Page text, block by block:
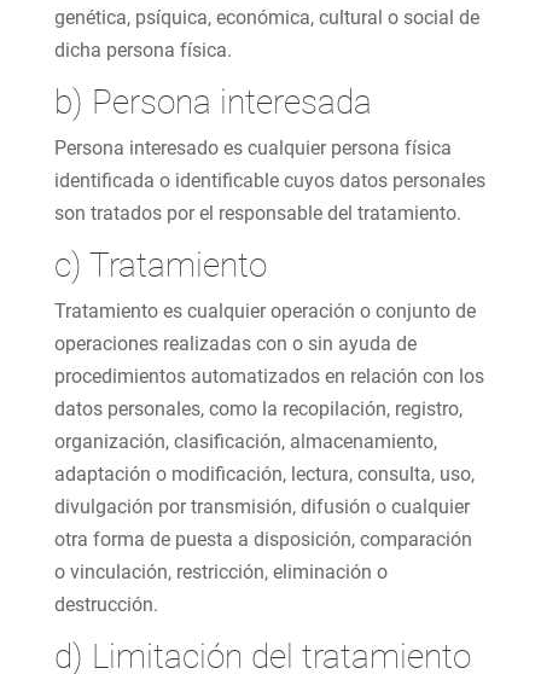
genética, psíquica, económica, cultural o social de
dicha persona física.
b) Persona interesada
Persona interesado es cualquier persona física
identificada o identificable cuyos datos personales
son tratados por el responsable del tratamiento.
c) Tratamiento
Tratamiento es cualquier operación o conjunto de
operaciones realizadas con o sin ayuda de
procedimientos automatizados en relación con los
datos personales, como la recopilación, registro,
organización, clasificación, almacenamiento,
adaptación o modificación, lectura, consulta, uso,
divulgación por transmisión, difusión o cualquier
otra forma de puesta a disposición, comparación
o vinculación, restricción, eliminación o
destrucción.
d) Limitación del tratamiento